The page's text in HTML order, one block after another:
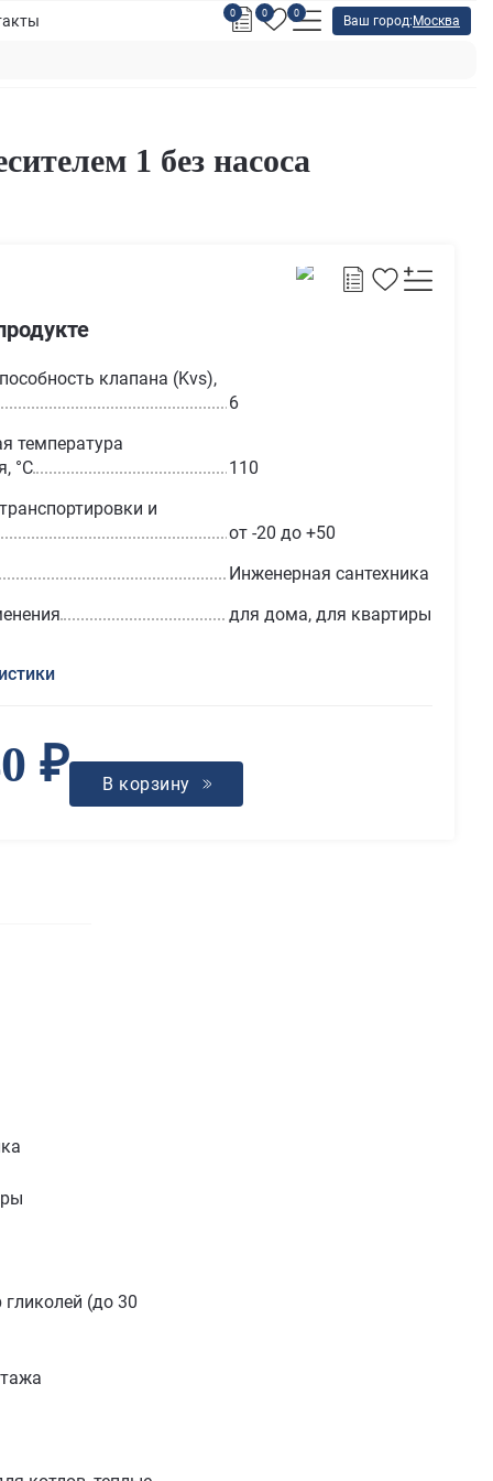
0 0 0
Ваш город: Москва
1 без насоса
клапана (Kvs),
6
температура
°С
110
и
от -20 до +50
Инженерная сантехника
для дома, для квартиры
₽ В корзину
(до 30